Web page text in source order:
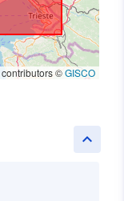
contributors ©GISCO
keyboard_arrow_up